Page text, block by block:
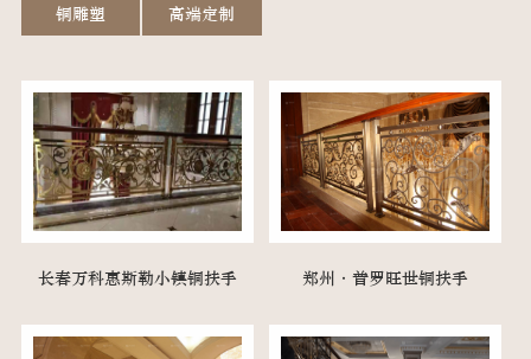
铜雕塑
高端定制
长春万科惠斯勒小镇铜扶手 郑州·普罗旺世铜扶手